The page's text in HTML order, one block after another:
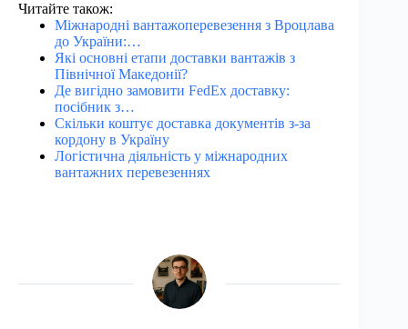
Читайте також:
Міжнародні вантажоперевезення з Вроцлава
до України:…
Які основні етапи доставки вантажів з
Північної Македонії?
Де вигідно замовити FedEx доставку:
посібник з…
Скільки коштує доставка документів з-за
кордону в Україну
Логістична діяльність у міжнародних
вантажних перевезеннях